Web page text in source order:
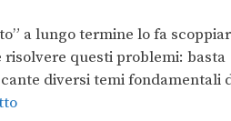
a lungo termine lo fa
risolvere questi problemi: basta
diversi temi fondamentali